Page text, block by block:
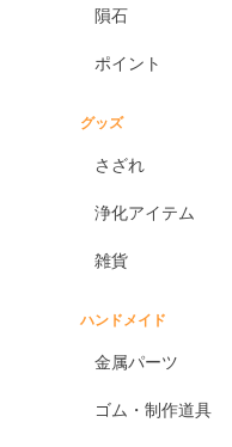
隕石
ポイント
グッズ
さざれ
浄化アイテム
雑貨
ハンドメイド
金属パーツ
ゴム・制作道具